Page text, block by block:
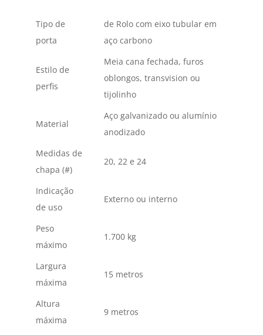
Tipo de
porta
de Rolo com eixo tubular em
aço carbono
Estilo de
perfis
Meia cana fechada, furos
oblongos, transvision ou
tijolinho
Material
Aço galvanizado ou alumínio
anodizado
Medidas de
chapa (#)
20, 22 e 24
Indicação
de uso
Externo ou interno
Peso
máximo
1.700 kg
Largura
máxima
15 metros
Altura
máxima
9 metros